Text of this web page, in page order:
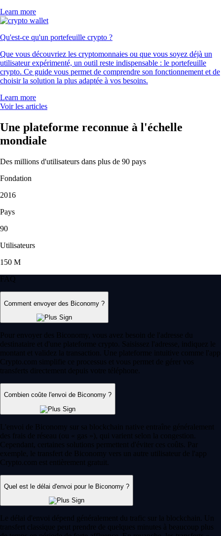
Learn more
Qu'est-ce qu'un portefeuille crypto ?
Que vous découvriez les cryptomonnaies ou que vous soyez déjà un
utilisateur expérimenté, un outil reste indispensable : le portefeuille
crypto. Ce guide vous permet de comprendre son fonctionnement et de
choisir la solution la plus adaptée à vos besoins.
Learn more
Voir les articles
Une plateforme reconnue à l'échelle
mondiale
Des millions d'utilisateurs dans plus de 90 pays
Fondation
2016
Pays
90
Utilisateurs
150 M
FAQ
Comment envoyer des Biconomy ?
Pour envoyer des Biconomy, vous avez besoin de l'adresse du
destinataire et d'une plateforme crypto. Saisissez l'adresse, indiquez le
montant et validez la transaction. Une plateforme intuitive comme l'app
Crypto.com simplifie ce processus et vous permet de gérer vos
transferts directement depuis votre téléphone.
Combien coûte l'envoi de Biconomy ?
L'envoi de Biconomy sur sa blockchain native entraîne généralement
des frais de réseau (ou « gas »), qui varient selon la congestion.
Cependant, certaines solutions permettent d'éviter ces coûts. Par
exemple, le transfert de Biconomy vers un autre utilisateur de l'app
Crypto.com est entièrement gratuit.
Quel est le délai d'envoi pour le Biconomy ?
Le délai d'envoi dépend généralement du trafic sur la blockchain. Un
transfert classique peut prendre de quelques minutes à beaucoup plus